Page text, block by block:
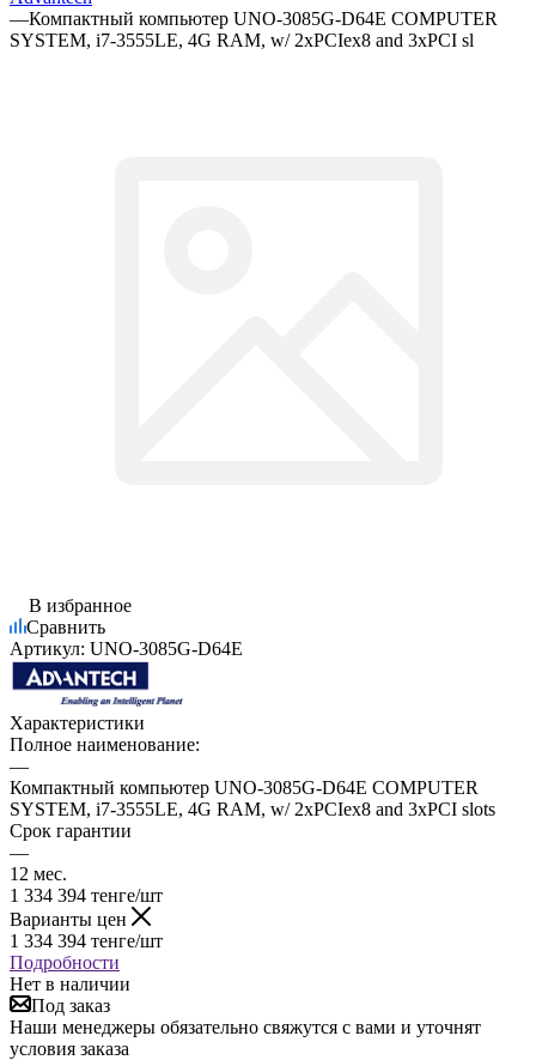
—Компактный компьютер UNO-3085G-D64E COMPUTER
SYSTEM, i7-3555LE, 4G RAM, w/ 2xPCIex8 and 3xPCI sl
В избранное
Сравнить
Артикул: UNO-3085G-D64E
Характеристики
Полное наименование:
—
Компактный компьютер UNO-3085G-D64E COMPUTER
SYSTEM, i7-3555LE, 4G RAM, w/ 2xPCIex8 and 3xPCI slots
Срок гарантии
—
12 мес.
1 334 394 тенге/шт
Варианты цен
1 334 394 тенге/шт
Подробности
Нет в наличии
Под заказ
Наши менеджеры обязательно свяжутся с вами и уточнят
условия заказа